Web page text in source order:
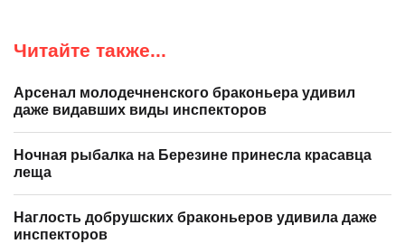
Читайте также...
Арсенал молодечненского браконьера удивил
даже видавших виды инспекторов
Ночная рыбалка на Березине принесла красавца
леща
Наглость добрушских браконьеров удивила даже
инспекторов